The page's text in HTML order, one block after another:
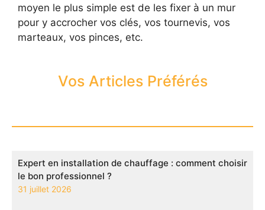
moyen le plus simple est de les fixer à un mur
pour y accrocher vos clés, vos tournevis, vos
marteaux, vos pinces, etc.
Vos Articles Préférés
Expert en installation de chauffage : comment choisir
le bon professionnel ?
31 juillet 2026